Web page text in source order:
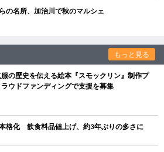
の名所、加治川で秋のマルシェ
もっと見る
の歴史を伝える絵本『スモックリン』制作プ
ウドファンディングで支援を募集
格化 飲食料品値上げ、約3年ぶりの多さに